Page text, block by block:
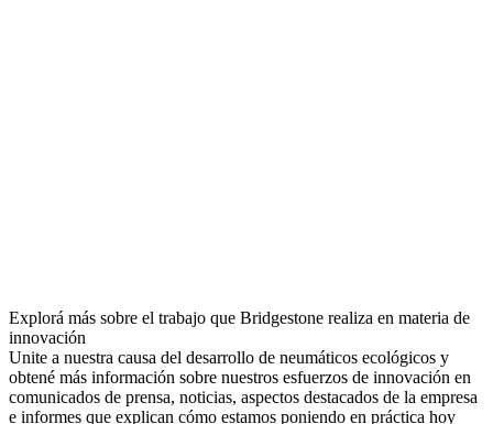
Explorá más sobre el trabajo que Bridgestone realiza en materia de
innovación
Unite a nuestra causa del desarrollo de neumáticos ecológicos y
obtené más información sobre nuestros esfuerzos de innovación en
comunicados de prensa, noticias, aspectos destacados de la empresa
e informes que explican cómo estamos poniendo en práctica hoy